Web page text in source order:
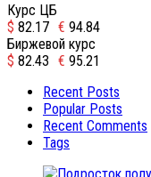
Курс ЦБ
$ 82.17 € 94.84
Биржевой курс
$ 82.43 € 95.21
Recent Posts
Popular Posts
Recent Comments
Tags